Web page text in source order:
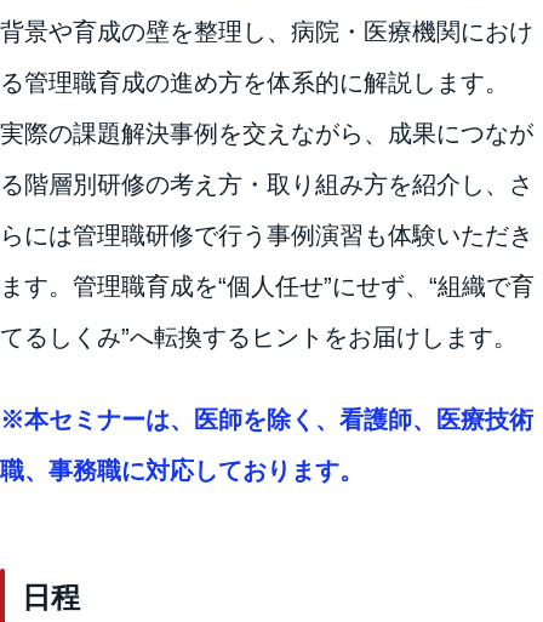
背景や育成の壁を整理し、病院・医療機関におけ
る管理職育成の進め方を体系的に解説します。
実際の課題解決事例を交えながら、成果につなが
る階層別研修の考え方・取り組み方を紹介し、さ
らには管理職研修で行う事例演習も体験いただき
ます。管理職育成を“個人任せ”にせず、“組織で育
てるしくみ”へ転換するヒントをお届けします。
※本セミナーは、医師を除く、看護師、医療技術
職、事務職に対応しております。
日程